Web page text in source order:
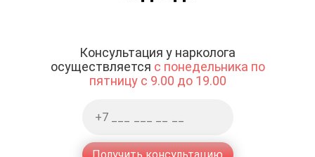
Консультация у нарколога
осуществляется с понедельника по
пятницу с 9.00 до 19.00